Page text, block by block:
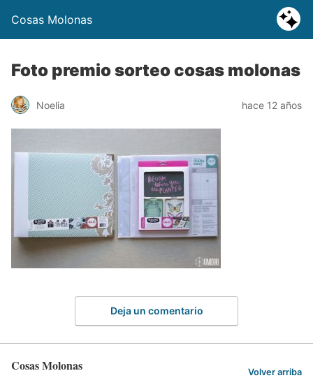
Cosas Molonas
Foto premio sorteo cosas molonas
Noelia hace 12 años
Deja un comentario
Cosas Molonas Volver arriba